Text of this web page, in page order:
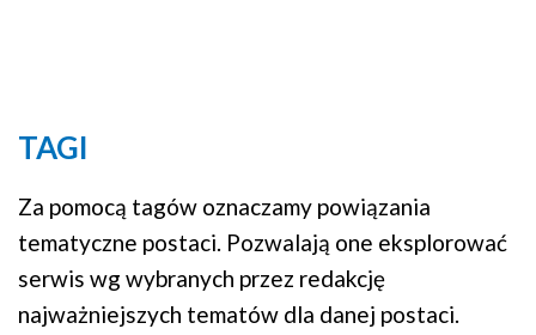
TAGI
Za pomocą tagów oznaczamy powiązania
tematyczne postaci. Pozwalają one eksplorować
serwis wg wybranych przez redakcję
najważniejszych tematów dla danej postaci.